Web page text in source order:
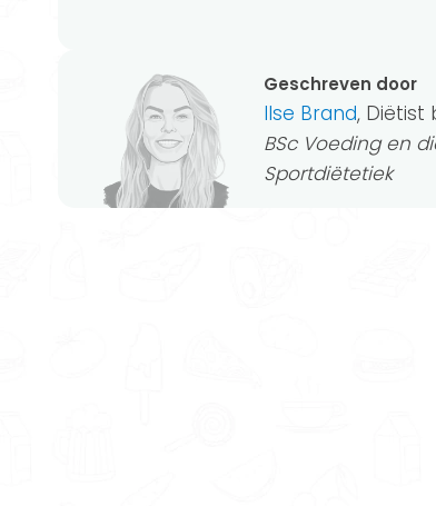
Geschreven door
Ilse Brand, Diëtist
BSc Voeding en
Sportdiëtetiek